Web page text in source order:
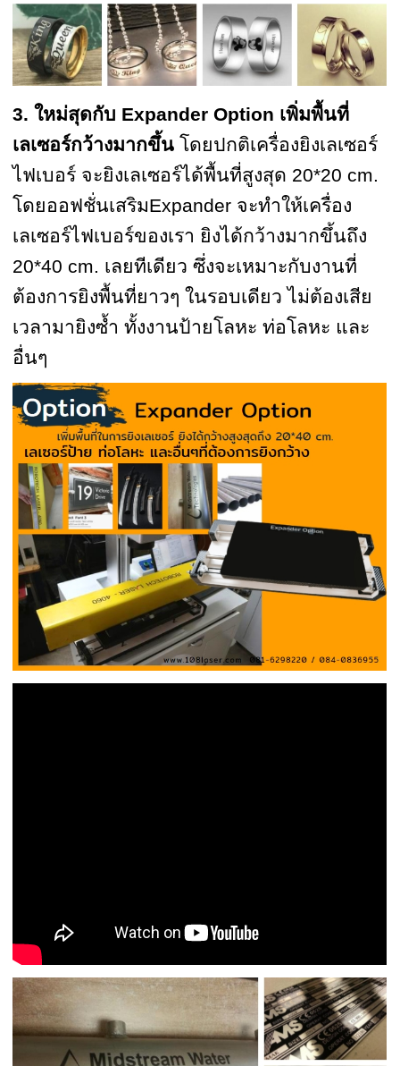
3. ใหม่สุดกับ Expander Option เพิ่มพื้นที่
เลเซอร์กว้างมากขึ้นโดยปกติเครื่องยิงเลเซอร์
ไฟเบอร์ จะยิงเลเซอร์ได้พื้นที่สูงสุด 20*20 cm.
โดยออฟชั่นเสริมExpander จะทำให้เครื่อง
เลเซอร์ไฟเบอร์ของเรา ยิงได้กว้างมากขึ้นถึง
20*40 cm. เลยทีเดียว ซึ่งจะเหมาะกับงานที่
ต้องการยิงพื้นที่ยาวๆ ในรอบเดียว ไม่ต้องเสีย
เวลามายิงซ้ำ ทั้งงานป้ายโลหะ ท่อโลหะ และ
อื่นๆ